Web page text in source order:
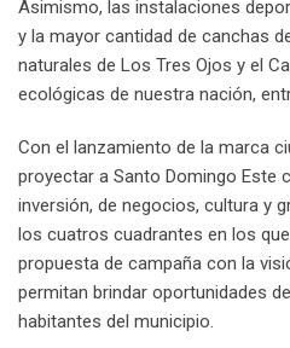
Asimismo, las instalaciones
y la mayor cantidad de canchas
naturales de Los Tres Ojos y el
ecológicas de nuestra nación,
Con el lanzamiento de la marca
proyectar a Santo Domingo Este
inversión, de negocios, cultura y
los cuatros cuadrantes en los
propuesta de campaña con la
permitan brindar oportunidades
habitantes del municipio.